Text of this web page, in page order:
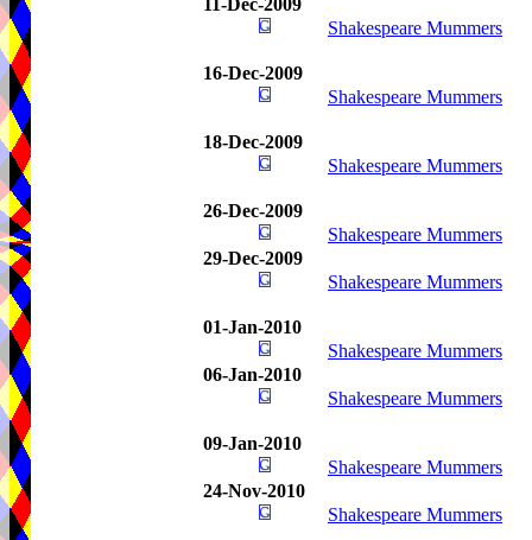
11-Dec-2009
Shakespeare Mummers
16-Dec-2009
Shakespeare Mummers
18-Dec-2009
Shakespeare Mummers
26-Dec-2009
Shakespeare Mummers
29-Dec-2009
Shakespeare Mummers
01-Jan-2010
Shakespeare Mummers
06-Jan-2010
Shakespeare Mummers
09-Jan-2010
Shakespeare Mummers
24-Nov-2010
Shakespeare Mummers